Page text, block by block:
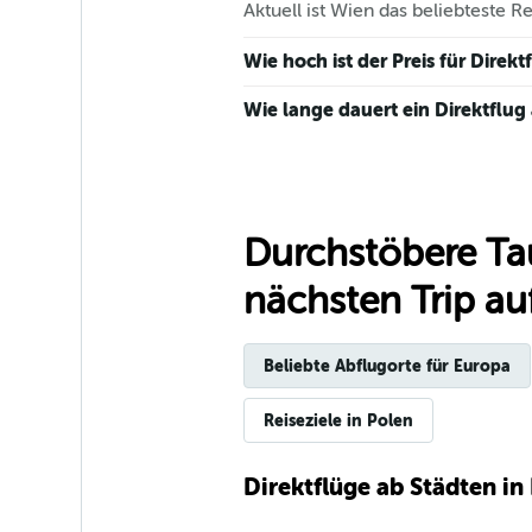
Aktuell ist Wien das beliebteste
Wie hoch ist der Preis für
Wie lange dauert ein Direktflug
Durchstöbere
nächsten Trip
Beliebte Abflugorte für Europa
Reiseziele in Polen
Direktflüge ab Städten in